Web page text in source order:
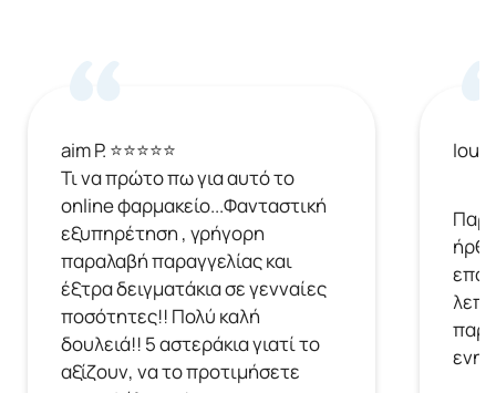
aim P. ⭐⭐⭐⭐⭐
Τι να πρώτο πω για αυτό το
online φαρμακείο...Φανταστική
εξυπηρέτηση , γρήγορη
παραλαβή παραγγελίας και
έξτρα δειγματάκια σε γενναίες
ποσότητες!! Πολύ καλή
δουλειά!! 5 αστεράκια γιατί το
αξίζουν, να το προτιμήσετε
Ioulia